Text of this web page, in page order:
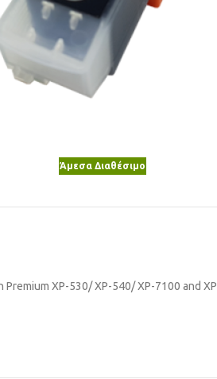
Άμεσα Διαθέσιμο
Premium XP-530/ XP-540/ XP-7100 and